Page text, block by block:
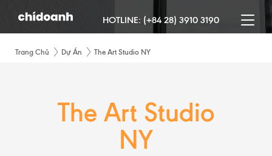
HOTLINE: (+84 28) 3910 3190
Trang Chủ Dự Án The Art Studio NY
The Art Studio
NY